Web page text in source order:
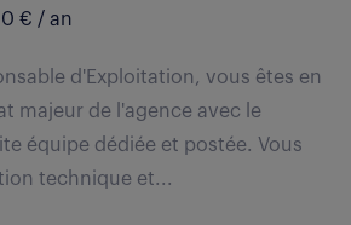
€ / an
d'Exploitation, vous êtes en
majeur de l'agence avec le
équipe dédiée et postée. Vous
technique et...